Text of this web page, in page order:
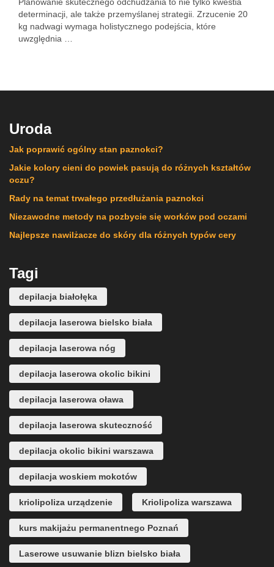
determinacji, ale także przemyślanej strategii. Zrzucenie 20
kg nadwagi wymaga holistycznego podejścia, które
uwzględnia …
Uroda
Jak poprawić ogólny stan paznokci?
Jakie kolory cieni do powiek pasują do różnych kształtów
oczu?
Rady na temat trwałego przedłużania paznokci
Niezawodne metody na pozbycie się worków pod oczami
Najlepsze nawilżacze do skóry dla różnych typów cery
Tagi
depilacja białołęka
depilacja laserowa bielsko biała
depilacja laserowa nóg
depilacja laserowa okolic bikini
depilacja laserowa oława
depilacja laserowa skuteczność
depilacja okolic bikini warszawa
depilacja woskiem mokotów
kriolipoliza urządzenie Kriolipoliza warszawa
kurs makijażu permanentnego Poznań
Laserowe usuwanie blizn bielsko biała